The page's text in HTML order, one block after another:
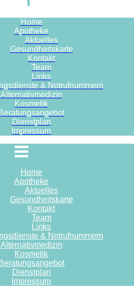
Home
Apotheke
Aktuelles
Gesundheitskarte
Kontakt
Team
Links
& Notrufnummern
Alternativmedizin
Kosmetik
Beratungsangebot
Dienstplan
Impressum
Home
Apotheke
Aktuelles
Gesundheitskarte
Kontakt
Team
Links
& Notrufnummern
Alternativmedizin
Kosmetik
Beratungsangebot
Dienstplan
Impressum